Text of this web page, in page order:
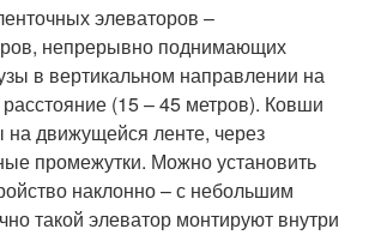
элеваторов –
непрерывно поднимающих
в вертикальном направлении на
(15 – 45 метров). Ковши
на движущейся ленте, через
промежутки. Можно установить
наклонно – с небольшим
такой элеватор монтируют внутри